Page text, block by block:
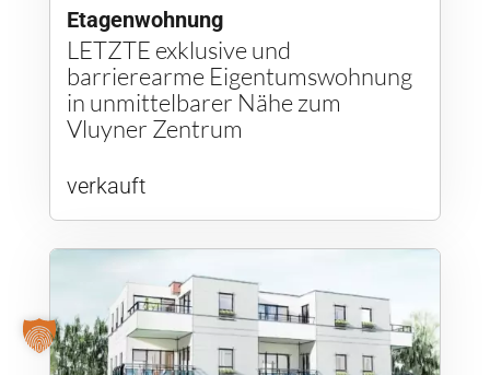
Etagenwohnung
LETZTE exklusive und
barrierearme Eigentumswohnung
in unmittelbarer Nähe zum
Vluyner Zentrum
verkauft